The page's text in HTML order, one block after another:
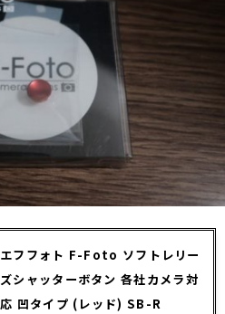
エフフォト F-Foto ソフトレリー
ズシャッターボタン 各社カメラ対
応 凹タイプ (レッド) SB-R